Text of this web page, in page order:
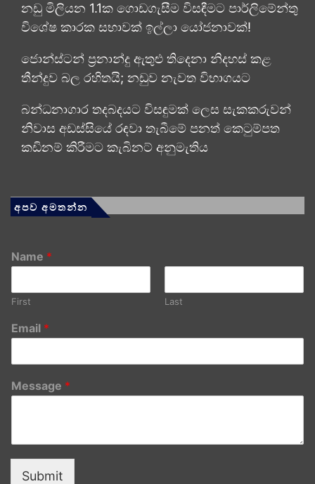
නඩු මිලියන 1.1ක ගොඩගැසීම විසඳීමට පාර්ලිමේන්තු
විශේෂ කාරක සභාවක් ඉල්ලා යෝජනාවක්!
ජොන්ස්ටන් ප්‍රනාන්දු ඇතුළු තිදෙනා නිදහස් කළ
තීන්දුව බල රහිතයි; නඩුව නැවත විභාගයට
බන්ධනාගාර තදබදයට විසඳුමක් ලෙස සැකකරුවන්
නිවාස අඩස්සියේ රඳවා තැබීමේ පනත් කෙටුම්පත
කඩිනම් කිරීමට කැබිනට් අනුමැතිය
අපව අමතන්න
Name *
First Last
Email *
Message *
Submit